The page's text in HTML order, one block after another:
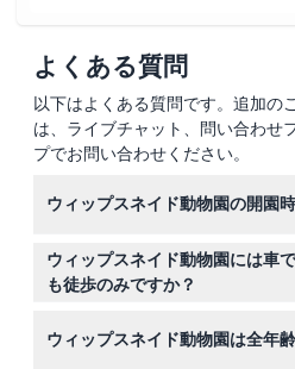
よくある質問
以下はよくある質問です。追加の
は、ライブチャット、問い合わせ
プでお問い合わせください。
ウィップスネイド動物園の開園
ウィップスネイド動物園は午前
していますが、このウェブサイ
新の時間を確認することをお勧
がありますので、予約時にご確
ウィップスネイド動物園には車
も徒歩のみですか？
特に『パッセージ・スルー・ア
ウィップスネイド動物園は全年